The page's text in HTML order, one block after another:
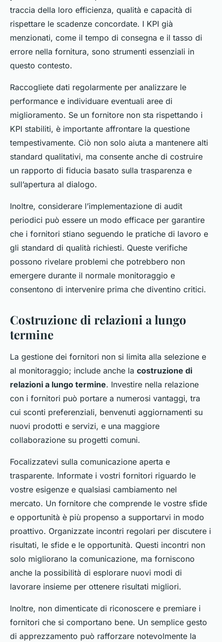
traccia della loro efficienza, qualità e capacità di
rispettare le scadenze concordate. I KPI già
menzionati, come il tempo di consegna e il tasso di
errore nella fornitura, sono strumenti essenziali in
questo contesto.
Raccogliete dati regolarmente per analizzare le
performance e individuare eventuali aree di
miglioramento. Se un fornitore non sta rispettando i
KPI stabiliti, è importante affrontare la questione
tempestivamente. Ciò non solo aiuta a mantenere alti
standard qualitativi, ma consente anche di costruire
un rapporto di fiducia basato sulla trasparenza e
sull’apertura al dialogo.
Inoltre, considerare l’implementazione di audit
periodici può essere un modo efficace per garantire
che i fornitori stiano seguendo le pratiche di lavoro e
gli standard di qualità richiesti. Queste verifiche
possono rivelare problemi che potrebbero non
emergere durante il normale monitoraggio e
consentono di intervenire prima che diventino critici.
Costruzione di relazioni a lungo
termine
La gestione dei fornitori non si limita alla selezione e
al monitoraggio; include anche la costruzione di
relazioni a lungo termine. Investire nella relazione
con i fornitori può portare a numerosi vantaggi, tra
cui sconti preferenziali, benvenuti aggiornamenti su
nuovi prodotti e servizi, e una maggiore
collaborazione su progetti comuni.
Focalizzatevi sulla comunicazione aperta e
trasparente. Informate i vostri fornitori riguardo le
vostre esigenze e qualsiasi cambiamento nel
mercato. Un fornitore che comprende le vostre sfide
e opportunità è più propenso a supportarvi in modo
proattivo. Organizzate incontri regolari per discutere i
risultati, le sfide e le opportunità. Questi incontri non
solo migliorano la comunicazione, ma forniscono
anche la possibilità di esplorare nuovi modi di
lavorare insieme per ottenere risultati migliori.
Inoltre, non dimenticate di riconoscere e premiare i
fornitori che si comportano bene. Un semplice gesto
di apprezzamento può rafforzare notevolmente la